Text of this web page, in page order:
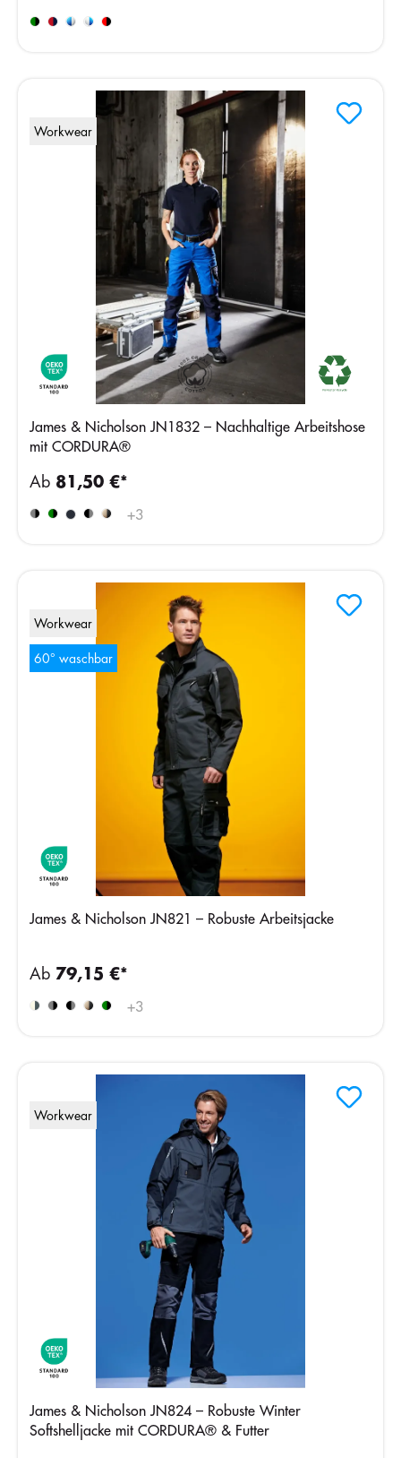
Workwear
James & Nicholson JN1832 – Nachhaltige Arbeitshose
mit CORDURA®
+3
Ab 81,50 €*
Workwear
60° waschbar
James & Nicholson JN821 – Robuste Arbeitsjacke
+3
Ab 79,15 €*
Workwear
James & Nicholson JN824 – Robuste Winter
Softshelljacke mit CORDURA® & Futter